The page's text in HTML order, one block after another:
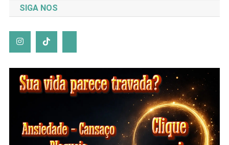
sopros de amor vindos de […]
SIGA NOS